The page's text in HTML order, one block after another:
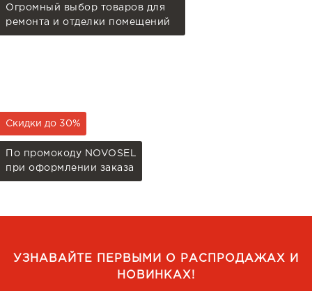
Огромный выбор товаров для
ремонта и отделки помещений
Скидки до 30%
По промокоду NOVOSEL
при оформлении заказа
УЗНАВАЙТЕ ПЕРВЫМИ О РАСПРОДАЖАХ И
НОВИНКАХ!